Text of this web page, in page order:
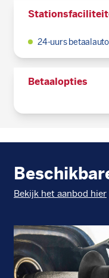
24-uurs
Betaalopties
Bekijk het aanbod hier